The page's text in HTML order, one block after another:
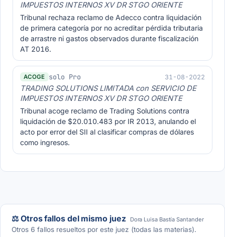
IMPUESTOS INTERNOS XV DR STGO ORIENTE
Tribunal rechaza reclamo de Adecco contra liquidación
de primera categoría por no acreditar pérdida tributaria
de arrastre ni gastos observados durante fiscalización
AT 2016.
ACOGE solo Pro 31-08-2022
TRADING SOLUTIONS LIMITADA con SERVICIO DE
IMPUESTOS INTERNOS XV DR STGO ORIENTE
Tribunal acoge reclamo de Trading Solutions contra
liquidación de $20.010.483 por IR 2013, anulando el
acto por error del SII al clasificar compras de dólares
como ingresos.
⚖️ Otros fallos del mismo juez Dora Luisa Bastía Santander
Otros 6 fallos resueltos por este juez (todas las materias).